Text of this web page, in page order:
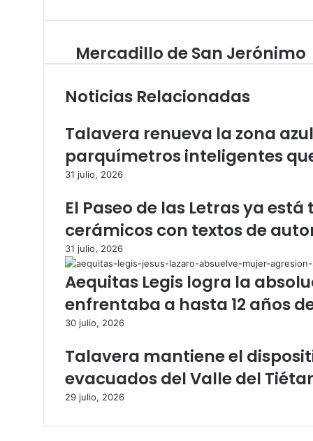
w
b
k
s
g
a
M
e
c
i
o
S
a
n
J
e
r
ó
n
m
Mercadillo de San Jerónimo
Noticias Relacionadas
Talavera renueva la zona
parquímetros inteligentes
31 julio, 2026
El Paseo de las Letras ya
cerámicos con textos de
31 julio, 2026
Aequitas Legis logra la
enfrentaba a hasta 12 años
30 julio, 2026
Talavera mantiene el
evacuados del Valle del
29 julio, 2026